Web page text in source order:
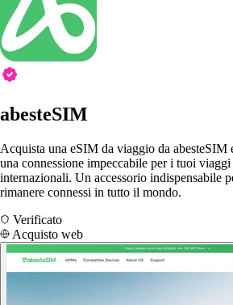
abesteSIM
Acquista una eSIM da viaggio da abesteSIM
una connessione impeccabile per i tuoi viaggi
internazionali. Un accessorio indispensabile
rimanere connessi in tutto il mondo.
Verificato
Acquisto web